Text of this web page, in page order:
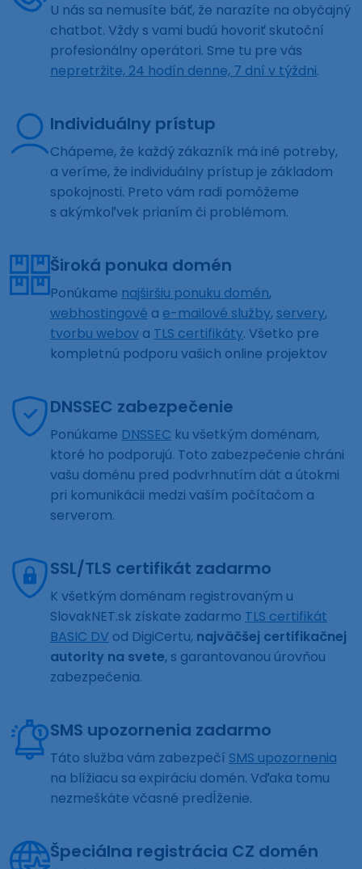
U nás sa nemusíte báť, že narazíte na obyčajný
chatbot. Vždy s vami budú hovoriť skutoční
profesionálny operátori. Sme tu pre vás
nepretržite, 24 hodín denne, 7 dní v týždni.
Individuálny prístup
Chápeme, že každý zákazník má iné potreby,
a veríme, že individuálny prístup je základom
spokojnosti. Preto vám radi pomôžeme
s akýmkoľvek prianím či problémom.
Široká ponuka domén
Ponúkame najširšiu ponuku domén,
webhostingové a e-mailové služby, servery,
tvorbu webov a TLS certifikáty. Všetko pre
kompletnú podporu vašich online projektov
DNSSEC zabezpečenie
Ponúkame DNSSEC ku všetkým doménam,
ktoré ho podporujú. Toto zabezpečenie chráni
vašu doménu pred podvrhnutím dát a útokmi
pri komunikácii medzi vaším počítačom a
serverom.
SSL/TLS certifikát zadarmo
K všetkým doménam registrovaným u
SlovakNET.sk získate zadarmo TLS certifikát
BASIC DV od DigiCertu, najväčšej certifikačnej
autority na svete, s garantovanou úrovňou
zabezpečenia.
SMS upozornenia zadarmo
Táto služba vám zabezpečí SMS upozornenia
na blížiacu sa expiráciu domén. Vďaka tomu
nezmeškáte včasné predĺženie.
Špeciálna registrácia CZ domén